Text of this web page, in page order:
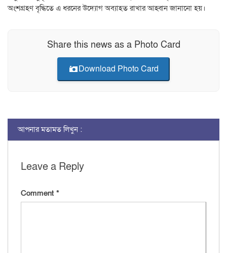
অংশগ্রহণ বৃদ্ধিতে এ ধরনের উদ্যোগ অব্যাহত রাখার আহ্বান জানানো হয়।
Share this news as a Photo Card
Download Photo Card
আপনার মতামত লিখুন :
Leave a Reply
Comment *